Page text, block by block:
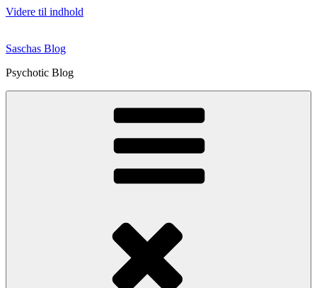
Videre til indhold
Saschas Blog
Psychotic Blog